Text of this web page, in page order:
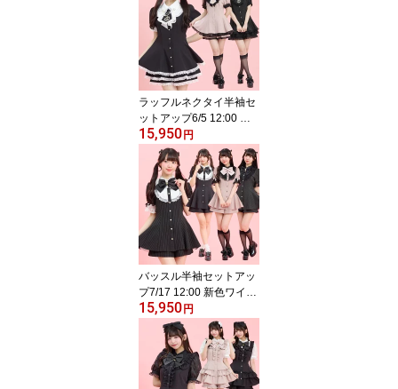
レットハニー シーハ
ニ 量産型 地雷系 双
子コーデ 参戦服 レデ
ィース 可愛い 無地
チェック ブラック
黒 ピンク グレー
ラッフルネクタイ半袖セ
ットアップ6/5 12:00 ピ
ンク・ストライプクロ再
入荷4/22 12:00 販売スタ
ートsecrethoney シー
クレットハニー シーハ
ニ 量産型 地雷系 参
戦服 レディース 可愛
い 無地 ストライプ
ピンク ブラック 黒
15,950円
バッスル半袖セットアッ
プ7/17 12:00 新色ワイン
登場4/15 12:00 販売スタ
ートsecrethoney シー
クレットハニー シーハ
ニ 量産型 地雷系 参
戦服 レディース 可
15,950円